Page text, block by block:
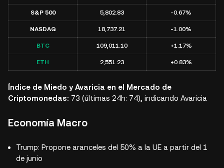
S&P 500 5,802.83 -0.67%
NASDAQ 18,737.21 -1.00%
BTC 109,011.10 +1.17%
ETH 2,551.23 +0.83%
Índice de Miedo y Avaricia en el Mercado de
Criptomonedas: 73 (últimas 24h: 74), indicando Avaricia
Economía Macro
Trump: Propone aranceles del 50% a la UE a partir del 1
de junio